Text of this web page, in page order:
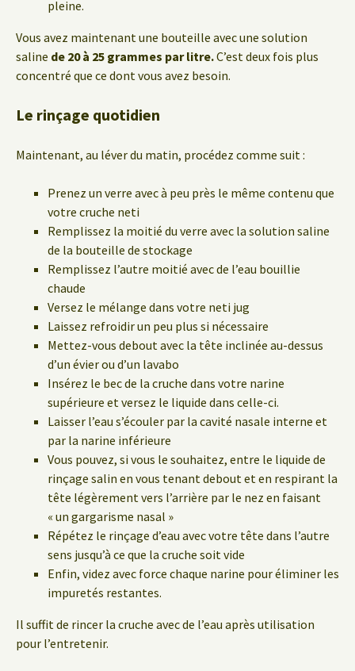
pleine.
Vous avez maintenant une bouteille avec une solution
saline de 20 à 25 grammes par litre.C’est deux fois plus
concentré que ce dont vous avez besoin.
Le rinçage quotidien
Maintenant, au léver du matin, procédez comme suit :
Prenez un verre avec à peu près le même contenu que
votre cruche neti
Remplissez la moitié du verre avec la solution saline
de la bouteille de stockage
Remplissez l’autre moitié avec de l’eau bouillie
chaude
Versez le mélange dans votre neti jug
Laissez refroidir un peu plus si nécessaire
Mettez-vous debout avec la tête inclinée au-dessus
d’un évier ou d’un lavabo
Insérez le bec de la cruche dans votre narine
supérieure et versez le liquide dans celle-ci.
Laisser l’eau s’écouler par la cavité nasale interne et
par la narine inférieure
Vous pouvez, si vous le souhaitez, entre le liquide de
rinçage salin en vous tenant debout et en respirant la
tête légèrement vers l’arrière par le nez en faisant
« un gargarisme nasal »
Répétez le rinçage d’eau avec votre tête dans l’autre
sens jusqu’à ce que la cruche soit vide
Enfin, videz avec force chaque narine pour éliminer les
impuretés restantes.
Il suffit de rincer la cruche avec de l’eau après utilisation
pour l’entretenir.